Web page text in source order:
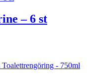
– 6 st